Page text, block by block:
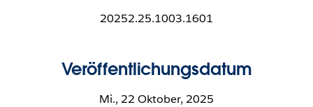
20252.25.1003.1601
Veröffentlichungsdatum
Mi., 22 Oktober, 2025